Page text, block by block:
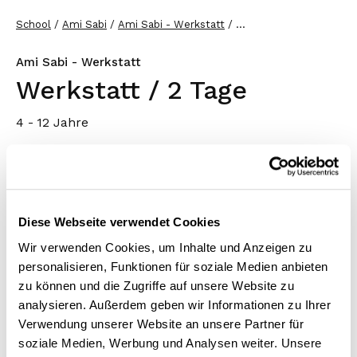
Diese Webseite verwendet Cookies
Wir verwenden Cookies, um Inhalte und Anzeigen zu
personalisieren, Funktionen für soziale Medien anbieten
zu können und die Zugriffe auf unsere Website zu
analysieren. Außerdem geben wir Informationen zu Ihrer
Verwendung unserer Website an unsere Partner für
soziale Medien, Werbung und Analysen weiter. Unsere
School Ami Sabi Ami Sabi - Werkstatt ...
Ami Sabi - Werkstatt
Werkstatt / 2 Tage
4 - 12 Jahre
In der Ami Sabi Werkstatt erleben die Kinder Wasser,
Feuer, Luft, Erde, Mensch und Tier. Unter
und Basteln.
Themen
Montag:Die Geheimnisse der Tiere
Dienstag:
Ami Sabi zu Besuch in der Werkstatt -
Thema Feuer